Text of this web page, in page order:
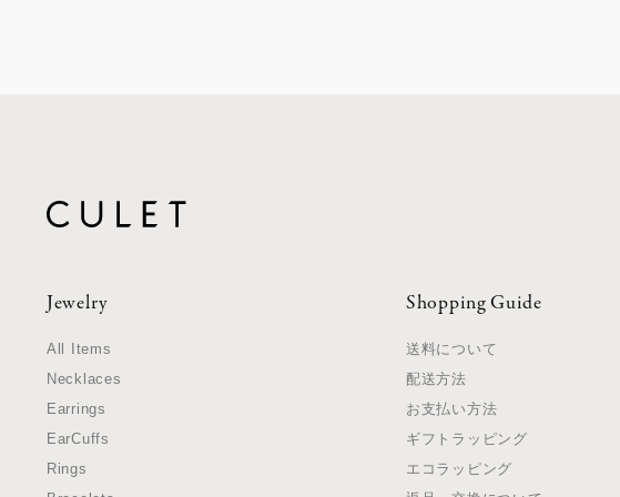
Jewelry
All Items
Necklaces
Earrings
EarCuffs
Rings
Shopping Guide
送料について
配送方法
お支払い方法
ギフトラッピング
エコラッピング